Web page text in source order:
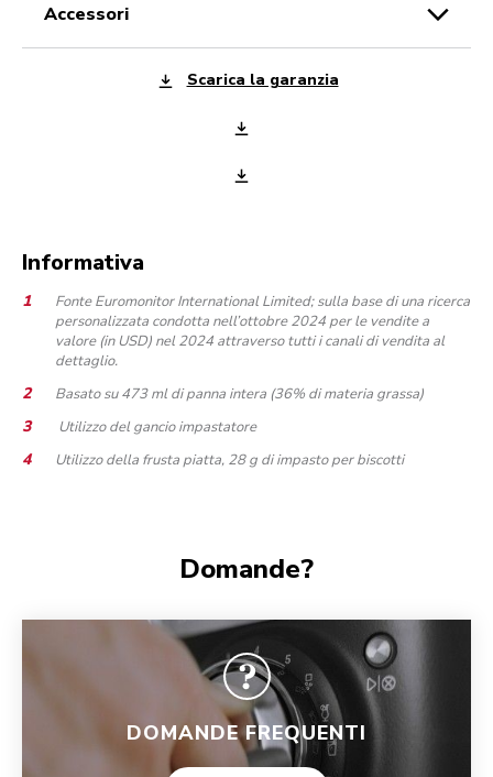
accessori
Scarica la garanzia
Informativa
Fonte Euromonitor International Limited; sulla base di una ricerca
personalizzata condotta nell’ottobre 2024 per le vendite a
valore (in USD) nel 2024 attraverso tutti i canali di vendita al
dettaglio.
Basato su 473 ml di panna intera (36% di materia grassa)
Utilizzo del gancio impastatore
Utilizzo della frusta piatta, 28 g di impasto per biscotti
Domande?
DOMANDE FREQUENTI